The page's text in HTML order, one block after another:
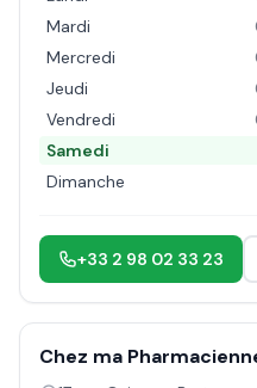
Mardi
Mercredi
Jeudi
Vendredi
Samedi
Dimanche
+33 2 98 02 33 23
Chez ma